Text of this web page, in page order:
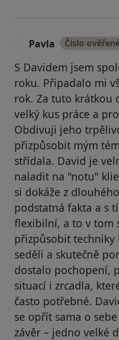
Pavla Číslo
S Davidem jsem
roku. Připadalo mi
rok. Za tuto krátkou
velký kus práce a
Obdivuji jeho
přizpůsobit mým
střídala. David je
naladit na "notu"
si dokáže z
podstatná fakta a s
flexibilní, a to v tom
přizpůsobit
seděli a skutečně
dostalo pochopení,
situací i zrcadla,
často potřebné.
se opřít sama o
závěr – jedno velké